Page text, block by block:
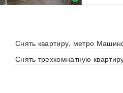
Снять квартиру, метро
Снять трехкомнатную